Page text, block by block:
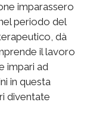
imparassero
periodo del
dà
il lavoro
impari ad
in questa
diventate